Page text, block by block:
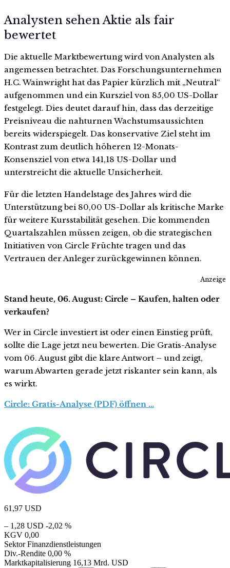
Analysten sehen Aktie als fair
bewertet
Die aktuelle Marktbewertung wird von Analysten als
angemessen betrachtet. Das Forschungsunternehmen
H.C. Wainwright hat das Papier kürzlich mit „Neutral“
aufgenommen und ein Kursziel von 85,00 US-Dollar
festgelegt. Dies deutet darauf hin, dass das derzeitige
Preisniveau die nahturnen Wachstumsaussichten
bereits widerspiegelt. Das konservative Ziel steht im
Kontrast zum deutlich höheren 12-Monats-
Konsensziel von etwa 141,18 US-Dollar und
unterstreicht die aktuelle Unsicherheit.
Für die letzten Handelstage des Jahres wird die
Unterstützung bei 80,00 US-Dollar als kritische Marke
für weitere Kursstabilität gesehen. Die kommenden
Quartalszahlen müssen zeigen, ob die strategischen
Initiativen von Circle Früchte tragen und das
Vertrauen der Anleger zurückgewinnen können.
Anzeige
Stand heute, 06. August: Circle – Kaufen, halten oder
verkaufen?
Wer in Circle investiert ist oder einen Einstieg prüft,
sollte die Lage jetzt neu bewerten. Die Gratis-Analyse
vom 06. August gibt die klare Antwort – und zeigt,
warum Abwarten gerade jetzt riskanter sein kann, als
es wirkt.
Circle: Gratis-Analyse (PDF) öffnen …
61,97 USD
– 1,28 USD -2,02 %
KGV 0,00
Sektor Finanzdienstleistungen
Div.-Rendite 0,00 %
Marktkapitalisierung 16,13 Mrd. USD